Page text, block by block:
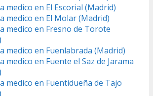
medico en El Escorial (Madrid)
medico en El Molar (Madrid)
medico en Fresno de Torote
medico en Fuenlabrada (Madrid)
medico en Fuente el Saz de Jarama
medico en Fuentidueña de Tajo